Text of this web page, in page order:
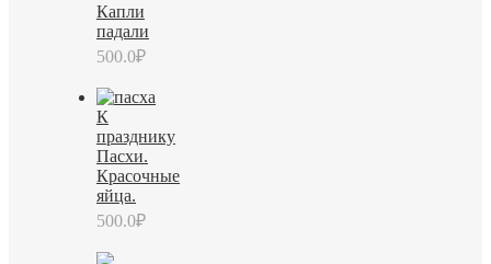
Капли
падали
500.0₽
К
празднику
Пасхи.
Красочные
яйца.
500.0₽